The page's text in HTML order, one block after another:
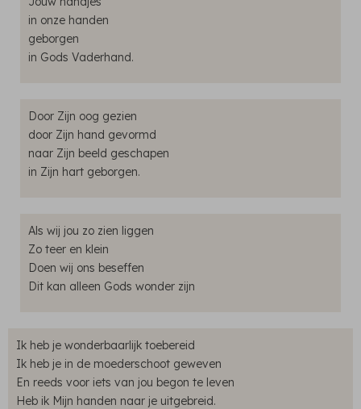
in onze handen
geborgen
in Gods Vaderhand.
Door Zijn oog gezien
door Zijn hand gevormd
naar Zijn beeld geschapen
in Zijn hart geborgen.
Als wij jou zo zien liggen
Zo teer en klein
Doen wij ons beseffen
Dit kan alleen Gods wonder zijn
Ik heb je wonderbaarlijk toebereid
Ik heb je in de moederschoot geweven
En reeds voor iets van jou begon te leven
Heb ik Mijn handen naar je uitgebreid.